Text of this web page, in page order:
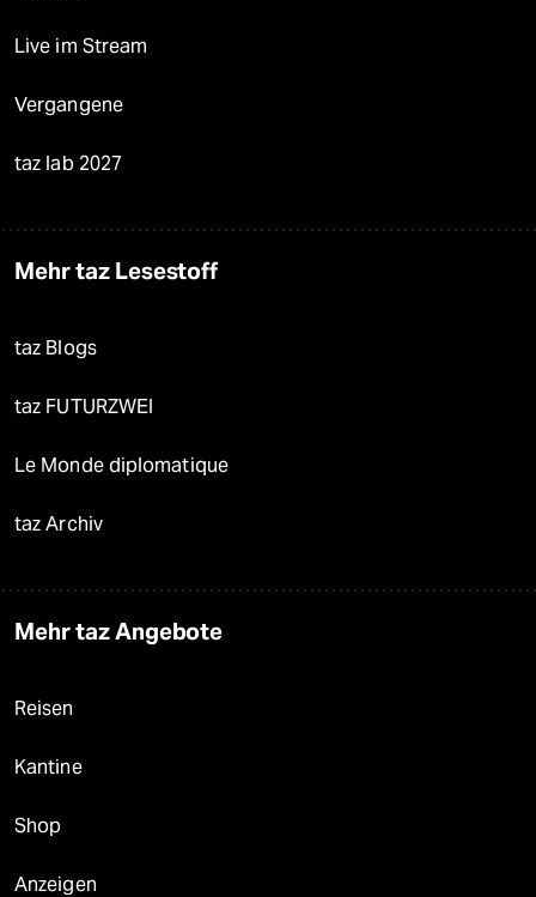
Live im Stream
Vergangene
taz lab 2027
Mehr taz Lesestoff
taz Blogs
taz FUTURZWEI
Le Monde diplomatique
taz Archiv
Mehr taz Angebote
Reisen
Kantine
Shop
Anzeigen